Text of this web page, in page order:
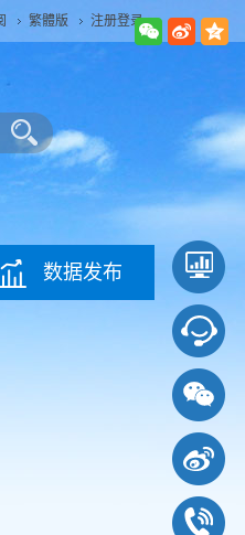
繁體版 注册登录
数据发布